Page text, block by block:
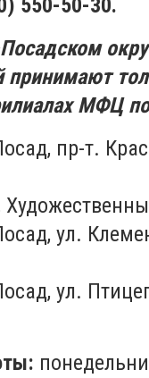
550-50-30.
принимают
МФЦ
пр-т.
ул.
ул.